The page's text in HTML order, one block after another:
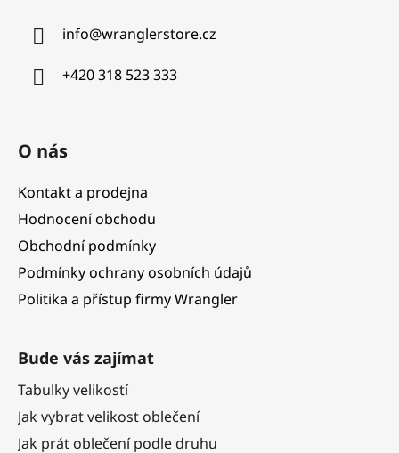
info@wranglerstore.cz
+420 318 523 333
O nás
Kontakt a prodejna
Hodnocení obchodu
Obchodní podmínky
Podmínky ochrany osobních údajů
Politika a přístup firmy Wrangler
Bude vás zajímat
Tabulky velikostí
Jak vybrat velikost oblečení
Jak prát oblečení podle druhu